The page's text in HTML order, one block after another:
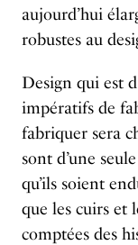
aujourd’hui
robustes au
Design qui est
impératifs de
fabriquer sera
sont d’une
qu’ils soient
que les cuirs et
comptées des